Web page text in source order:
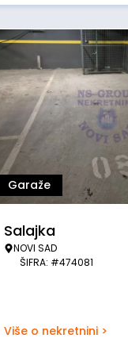
Garaže
Salajka
NOVI SAD
ŠIFRA: #474081
Više o nekretnini >